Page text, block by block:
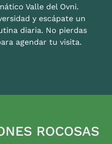
Valle del Ovni.
y escápate un
diaria. No pierdas
agendar tu visita.
ROCOSAS